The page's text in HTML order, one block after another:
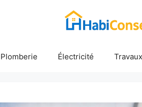
Plomberie Électricité